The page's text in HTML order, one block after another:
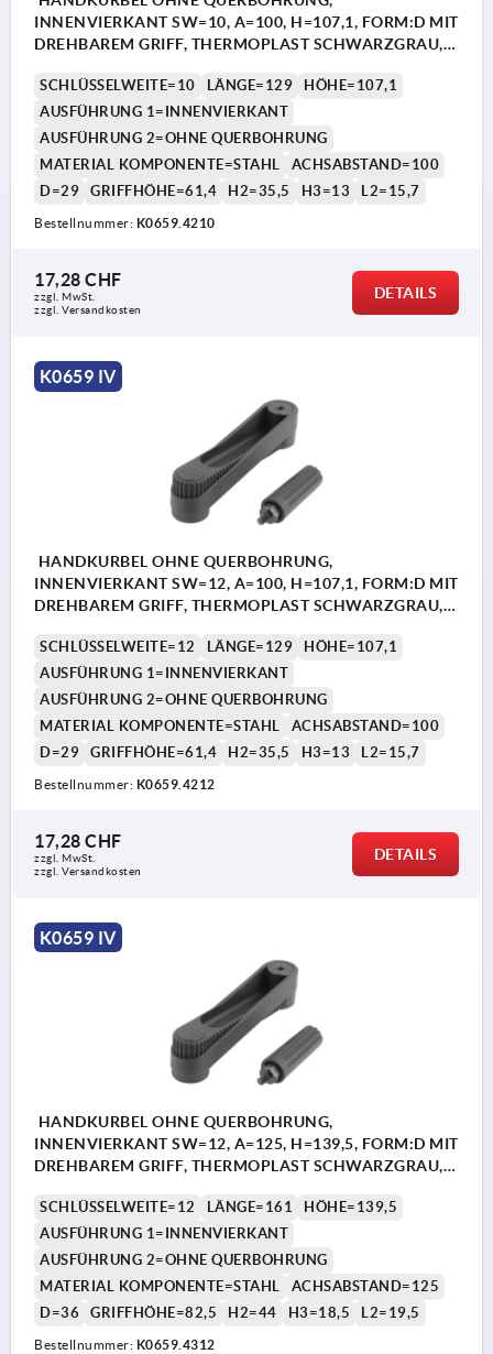
INNENVIERKANT SW=10, A=100, H=107,1, FORM:D MIT
DREHBAREM GRIFF, THERMOPLAST SCHWARZGRAU,
SCHLÜSSELWEITE=10 LÄNGE=129
HÖHE=107,1
AUSFÜHRUNG 1=INNENVIERKANT
AUSFÜHRUNG 2=OHNE QUERBOHRUNG
MATERIAL KOMPONENTE=STAHL
ACHSABSTAND=100
D=29
GRIFFHÖHE=61,4 H2=35,5 H3=13 L2=15,7
Bestellnummer: K0659.4210
17,28 CHF
zzgl. MwSt.
zzgl. Versandkosten
DETAILS
K0659 IV
HANDKURBEL OHNE QUERBOHRUNG,
INNENVIERKANT SW=12, A=100, H=107,1, FORM:D MIT
DREHBAREM GRIFF, THERMOPLAST SCHWARZGRAU,
SCHLÜSSELWEITE=12 LÄNGE=129
HÖHE=107,1
AUSFÜHRUNG 1=INNENVIERKANT
AUSFÜHRUNG 2=OHNE QUERBOHRUNG
MATERIAL KOMPONENTE=STAHL
ACHSABSTAND=100
D=29
GRIFFHÖHE=61,4 H2=35,5 H3=13 L2=15,7
Bestellnummer: K0659.4212
17,28 CHF
zzgl. MwSt.
zzgl. Versandkosten
DETAILS
K0659 IV
HANDKURBEL OHNE QUERBOHRUNG,
INNENVIERKANT SW=12, A=125, H=139,5, FORM:D MIT
DREHBAREM GRIFF, THERMOPLAST SCHWARZGRAU,
SCHLÜSSELWEITE=12 LÄNGE=161
HÖHE=139,5
AUSFÜHRUNG 1=INNENVIERKANT
AUSFÜHRUNG 2=OHNE QUERBOHRUNG
MATERIAL KOMPONENTE=STAHL
ACHSABSTAND=125
D=36
GRIFFHÖHE=82,5 H2=44 H3=18,5 L2=19,5
Bestellnummer: K0659.4312